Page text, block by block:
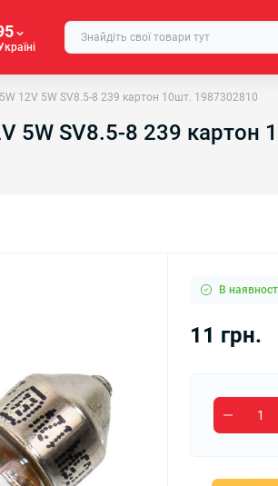
12V 5W SV8.5-8 239 картон 10шт. 1987302810
5W SV8.5-8 239 картон
В
11 грн.